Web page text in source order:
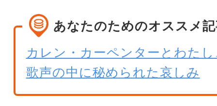
あなたのためのオススメ
カレン・カーペンターとわた
歌声の中に秘められた哀しみ